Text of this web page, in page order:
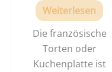
Weiterlesen
Die französische
Torten oder
Kuchenplatte ist